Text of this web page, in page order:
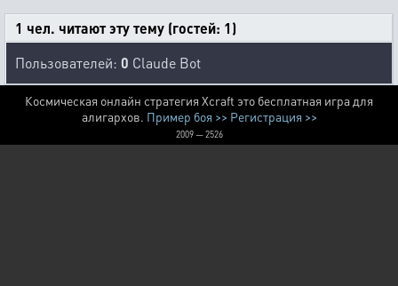
1 чел. читают эту тему (гостей: 1)
Пользователей: 0 Claude Bot
Космическая онлайн стратегия Xcraft это бесплатная игра для
алигархов. Пример боя >> Регистрация >>
2009 — 2526